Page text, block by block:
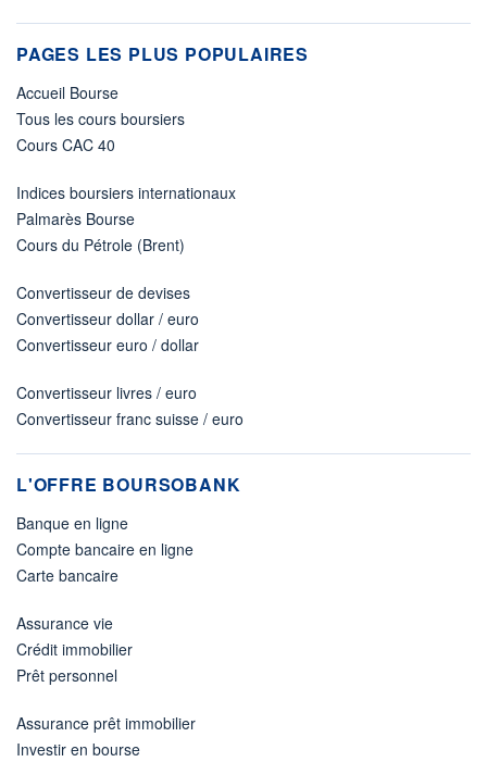
PAGES LES PLUS POPULAIRES
Accueil Bourse
Tous les cours boursiers
Cours CAC 40
Indices boursiers internationaux
Palmarès Bourse
Cours du Pétrole (Brent)
Convertisseur de devises
Convertisseur dollar / euro
Convertisseur euro / dollar
Convertisseur livres / euro
Convertisseur franc suisse / euro
L'OFFRE BOURSOBANK
Banque en ligne
Compte bancaire en ligne
Carte bancaire
Assurance vie
Crédit immobilier
Prêt personnel
Assurance prêt immobilier
Investir en bourse